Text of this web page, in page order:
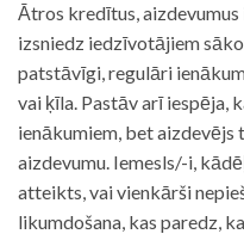
Ātros kredītus,
izsniedz iedzīvotājiem
patstāvīgi, regulāri
vai ķīla. Pastāv arī iespēja,
ienākumiem, bet aizdevējs
aizdevumu. Iemesls/-i,
atteikts, vai vienkārši
likumdošana, kas paredz,